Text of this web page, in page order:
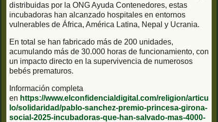
distribuidas por la ONG Ayuda Contenedores, estas
incubadoras han alcanzado hospitales en entornos
vulnerables de África, América Latina, Nepal y Ucrania.
En total se han fabricado más de 200 unidades,
acumulando más de 30.000 horas de funcionamiento, con
un impacto directo en la supervivencia de numerosos
bebés prematuros.
Información completa
en https://www.elconfidencialdigital.com/religion/articu
lo/solidaridad/pablo-sanchez-premio-princesa-girona-
social-2025-incubadoras-que-han-salvado-mas-4000-